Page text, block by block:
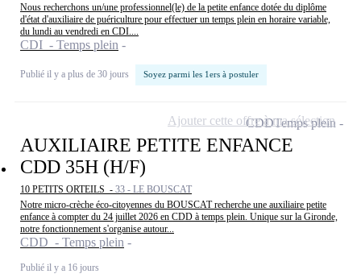
Nous recherchons un/une professionnel(le) de la petite enfance dotée du diplôme
d'état d'auxiliaire de puériculture pour effectuer un temps plein en horaire variable,
du lundi au vendredi en CDI....
CDI - Temps plein
Publié il y a plus de 30 jours Soyez parmi les 1ers à postuler
AUXILIAIRE PETITE ENFANCE
CDD 35H (H/F)
10 PETITS ORTEILS - 33 - LE BOUSCAT
Notre micro-crèche éco-citoyennes du BOUSCAT recherche une auxiliaire petite
enfance à compter du 24 juillet 2026 en CDD à temps plein. Unique sur la Gironde,
notre fonctionnement s'organise autour...
CDD - Temps plein
Publié il y a 16 jours
CDDTemps plein
Ajouter cette offre à ma sélection